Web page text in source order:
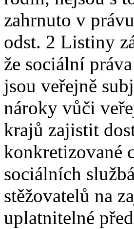
zahrnuto v
odst. 2 Listiny
že sociální
jsou veřejně
nároky vůči
krajů zajistit
konkretizované
sociálních
stěžovatelů na
uplatnitelné